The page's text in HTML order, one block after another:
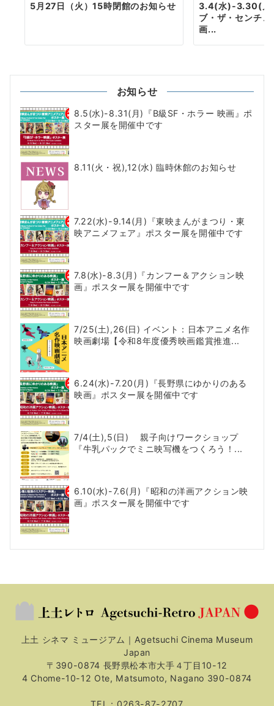
5月27日（火）15時閉館のお知らせ
3.4(水)-3.30(月)
ブ・ザ・センチ
画...
お知らせ
8.5(水)-8.31(月)『B級SF・ホラー 映画』ポ
スター展を開催中です
8.11(火・祝),12(水) 臨時休館のお知らせ
7.22(水)-9.14(月)『東映まんがまつり・東
映アニメフェア』ポスター展を開催中です
7.8(水)-8.3(月)『カンフー＆アクション映
画』ポスター展を開催中です
7/25(土),26(日) イベント：日本アニメ名作
映画劇場【令和8年度優秀映画鑑賞推進...
6.24(水)-7.20(月)『長野県にゆかりのある
映画』ポスター展を開催中です
7/4(土),5(日) 親子向けワークショップ
『牛乳パックでミニ映写機をつくろう！...
6.10(水)-7.6(月)『昭和の洋画アクション映
画』ポスター展を開催中です
上土 シネマ ミュージアム｜Agetsuchi Cinema Museum
Japan
〒390-0874 長野県松本市大手４丁目10-12
4 Chome-10-12 Ote, Matsumoto, Nagano 390-0874